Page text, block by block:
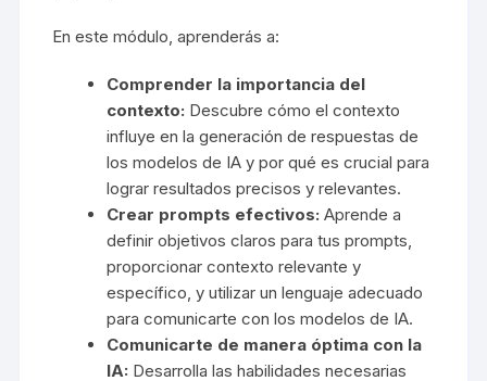
En este módulo, aprenderás a:
Comprender la importancia del
contexto: Descubre cómo el contexto
influye en la generación de respuestas de
los modelos de IA y por qué es crucial para
lograr resultados precisos y relevantes.
Crear prompts efectivos: Aprende a
definir objetivos claros para tus prompts,
proporcionar contexto relevante y
específico, y utilizar un lenguaje adecuado
para comunicarte con los modelos de IA.
Comunicarte de manera óptima con la
IA: Desarrolla las habilidades necesarias